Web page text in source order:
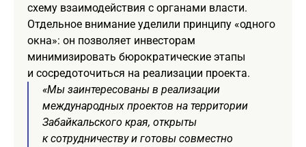
схему взаимодействия с органами власти.
Отдельное внимание уделили принципу «одного
окна»: он позволяет инвесторам
минимизировать бюрократические этапы
и сосредоточиться на реализации проекта.
«Мы заинтересованы в реализации
международных проектов на территории
Забайкальского края, открыты
к сотрудничеству и готовы совместно